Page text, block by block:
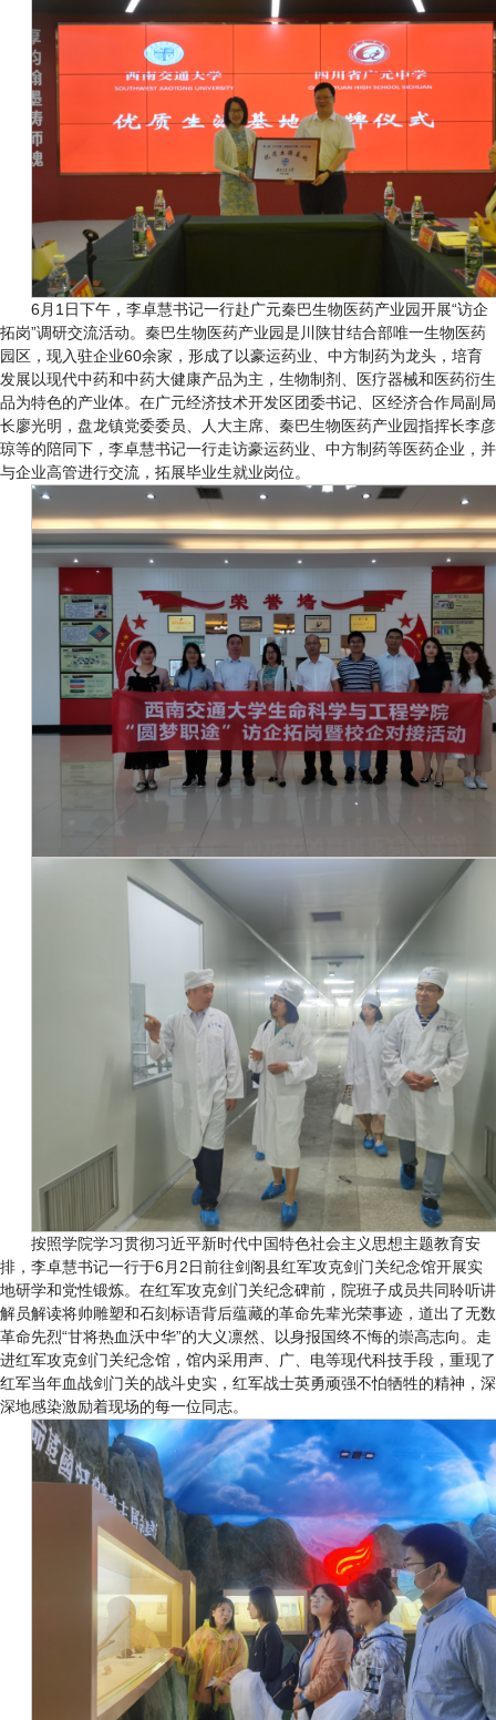
6月1日下午，李卓慧书记一行赴广元秦巴生物医药产业园开展“访企
拓岗”调研交流活动。秦巴生物医药产业园是川陕甘结合部唯一生物医药
园区，现入驻企业60余家，形成了以豪运药业、中方制药为龙头，培育
发展以现代中药和中药大健康产品为主，生物制剂、医疗器械和医药衍生
品为特色的产业体。在广元经济技术开发区团委书记、区经济合作局副局
长廖光明，盘龙镇党委委员、人大主席、秦巴生物医药产业园指挥长李彦
琼等的陪同下，李卓慧书记一行走访豪运药业、中方制药等医药企业，并
与企业高管进行交流，拓展毕业生就业岗位。
按照学院学习贯彻习近平新时代中国特色社会主义思想主题教育安
排，李卓慧书记一行于6月2日前往剑阁县红军攻克剑门关纪念馆开展实
地研学和党性锻炼。在红军攻克剑门关纪念碑前，院班子成员共同聆听讲
解员解读将帅雕塑和石刻标语背后蕴藏的革命先辈光荣事迹，道出了无数
革命先烈“甘将热血沃中华”的大义凛然、以身报国终不悔的崇高志向。走
进红军攻克剑门关纪念馆，馆内采用声、广、电等现代科技手段，重现了
红军当年血战剑门关的战斗史实，红军战士英勇顽强不怕牺牲的精神，深
深地感染激励着现场的每一位同志。